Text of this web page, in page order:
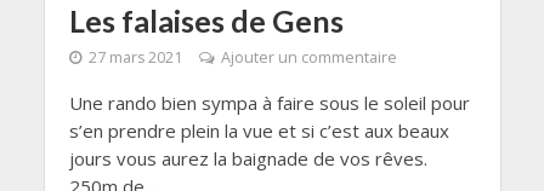
Les falaises de Gens
27 mars 2021 Ajouter un commentaire
Une rando bien sympa à faire sous le soleil pour
s’en prendre plein la vue et si c’est aux beaux
jours vous aurez la baignade de vos rêves.
250m de...